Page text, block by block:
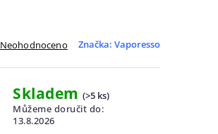
Neohodnoceno Značka: Vaporesso
Skladem(>5 ks)
Můžeme doručit do:
13.8.2026